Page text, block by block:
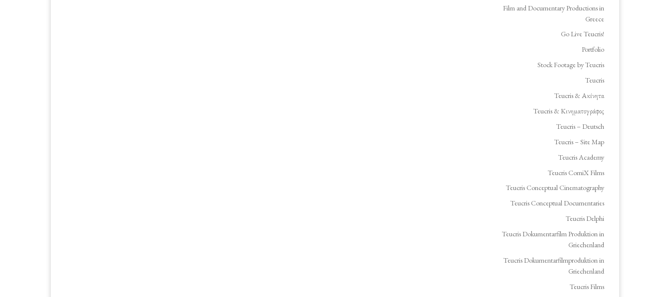
Film and Documentary Productions in
Greece
Go Live Teucris!
Portfolio
Stock Footage by Teucris
Teucris
Teucris & Ακίνητα
Teucris & Κινηματογράφος
Teucris – Deutsch
Teucris – Site Map
Teucris Academy
Teucris ComiX Films
Teucris Conceptual Cinematography
Teucris Conceptual Documentaries
Teucris Delphi
Teucris Dokumentarfilm Produktion in
Griechenland
Teucris Dokumentarfilmproduktion in
Griechenland
Teucris Films